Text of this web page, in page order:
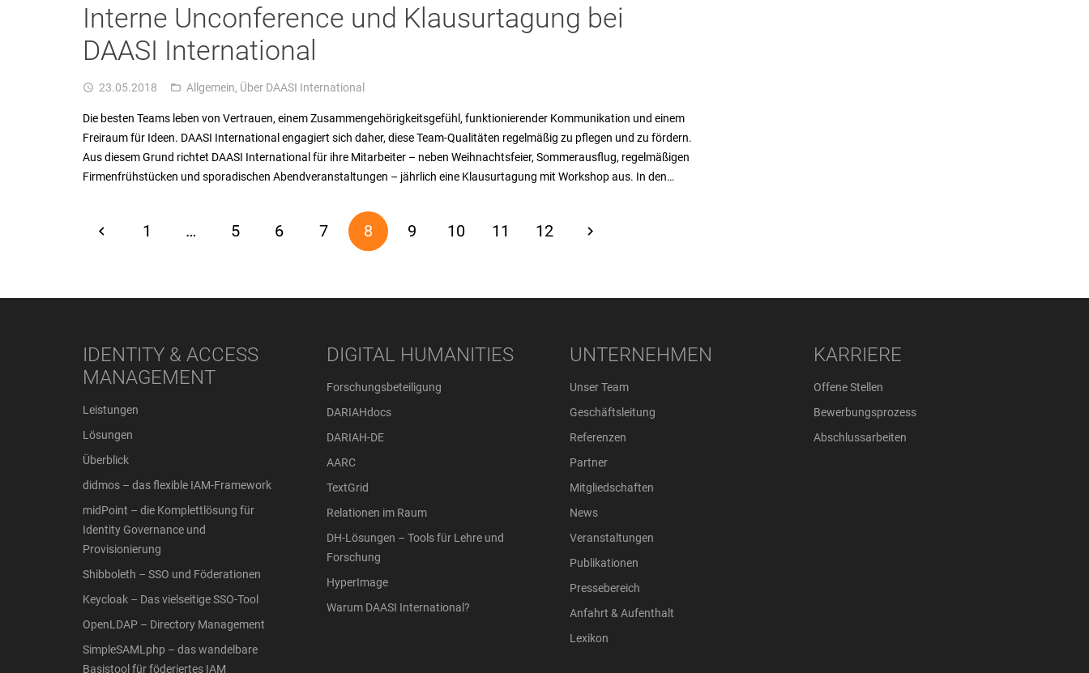
Interne Unconference und Klausurtagung bei
DAASI International
access_time 23.05.2018 folder_open Allgemein, Über DAASI International
Die besten Teams leben von Vertrauen, einem Zusammengehörigkeitsgefühl, funktionierender Kommunikation und einem
Freiraum für Ideen. DAASI International engagiert sich daher, diese Team-Qualitäten regelmäßig zu pflegen und zu fördern.
Aus diesem Grund richtet DAASI International für ihre Mitarbeiter – neben Weihnachtsfeier, Sommerausflug, regelmäßigen
Firmenfrühstücken und sporadischen Abendveranstaltungen – jährlich eine Klausurtagung mit Workshop aus. In den…
1 … 5 6 7 8 9 10 11 12
IDENTITY & ACCESS
MANAGEMENT
Leistungen
Lösungen
Überblick
didmos – das flexible IAM-Framework
midPoint – die Komplettlösung für
Identity Governance und
Provisionierung
Shibboleth – SSO und Föderationen
Keycloak – Das vielseitige SSO-Tool
OpenLDAP – Directory Management
SimpleSAMLphp – das wandelbare
Basistool für föderiertes IAM
DIGITAL HUMANITIES
Forschungsbeteiligung
DARIAHdocs
DARIAH-DE
AARC
TextGrid
Relationen im Raum
DH-Lösungen – Tools für Lehre und
Forschung
HyperImage
Warum DAASI International?
UNTERNEHMEN
Unser Team
Geschäftsleitung
Referenzen
Partner
Mitgliedschaften
News
Veranstaltungen
Publikationen
Pressebereich
Anfahrt & Aufenthalt
Lexikon
KARRIERE
Offene Stellen
Bewerbungsprozess
Abschlussarbeiten